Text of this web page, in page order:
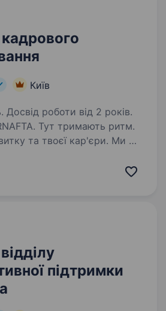
Київ
Досвід роботи від 2 років.
та твоєї кар'єри. Ми —
свердловин, майже 700
підтримки